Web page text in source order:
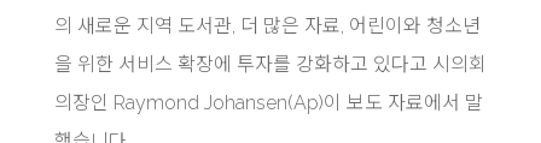
의 새로운 지역 도서관, 더 많은 자료, 어린이와 청소년
을 위한 서비스 확장에 투자를 강화하고 있다고 시의회
의장인 Raymond Johansen(Ap)이 보도 자료에서 말